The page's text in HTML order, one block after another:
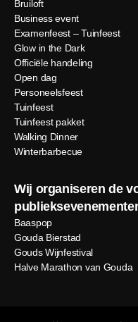
Bruiloft
Business event
Examenfeest – Tuinfeest
Glow in the Dark
Officiële handeling
Open dag
Personeelsfeest
Tuinfeest
Tuinfeest pakket
Walking Dinner
Winterbarbecue
Wij organiseren de
Baaspop
Gouda Bierstad
Gouds Wijnfestival
Halve Marathon van Gouda